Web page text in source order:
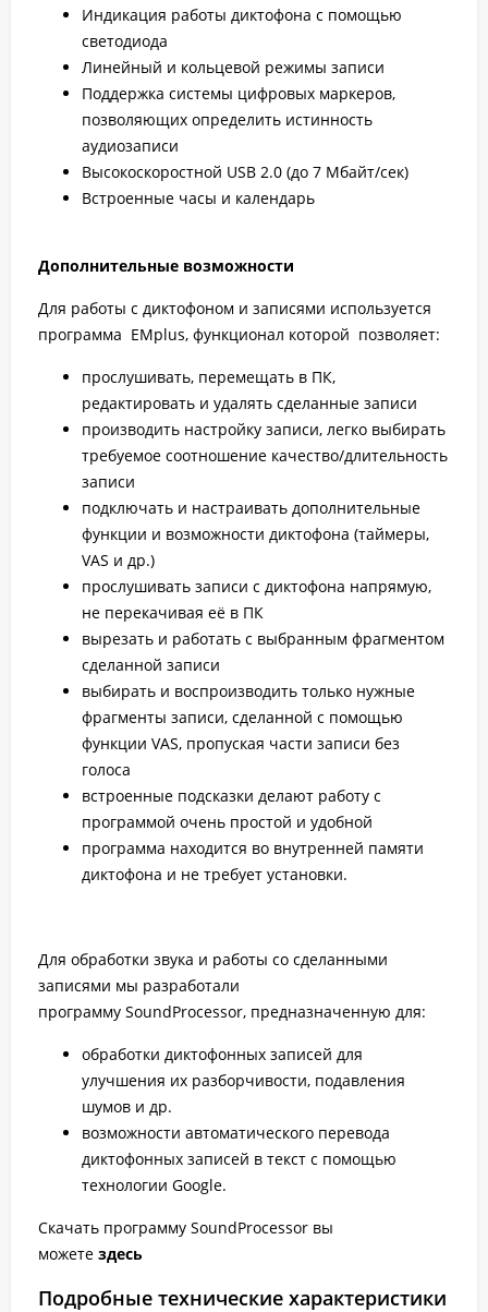
Индикация работы диктофона с помощью
светодиода
Линейный и кольцевой режимы записи
Поддержка системы цифровых маркеров,
позволяющих определить истинность
аудиозаписи
Высокоскоростной USB 2.0 (до 7 Мбайт/сек)
Встроенные часы и календарь
Дополнительные возможности
Для работы с диктофоном и записями используется
программа EMplus, функционал которой позволяет:
прослушивать, перемещать в ПК,
редактировать и удалять сделанные записи
производить настройку записи, легко выбирать
требуемое соотношение качество/длительность
записи
подключать и настраивать дополнительные
функции и возможности диктофона (таймеры,
VAS и др.)
прослушивать записи с диктофона напрямую,
не перекачивая её в ПК
вырезать и работать с выбранным фрагментом
сделанной записи
выбирать и воспроизводить только нужные
фрагменты записи, сделанной с помощью
функции VAS, пропуская части записи без
голоса
встроенные подсказки делают работу с
программой очень простой и удобной
программа находится во внутренней памяти
диктофона и не требует установки.
Для обработки звука и работы со сделанными
записями мы разработали
программу SoundProcessor, предназначенную для:
обработки диктофонных записей для
улучшения их разборчивости, подавления
шумов и др.
возможности автоматического перевода
диктофонных записей в текст с помощью
технологии Google.
Скачать программу SoundProcessor вы
можете здесь
Подробные технические характеристики